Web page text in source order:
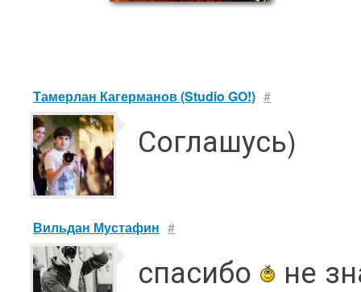
Тамерлан Кагерманов (Studio GO!) #
Соглашусь)
Вильдан Мустафин #
спасибо
не